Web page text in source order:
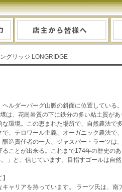
グリッジ LONGRIDGE
ルダーバーグ山脈の斜面に位置している
は、花崗岩質の下に鉄分の多い粘土質が
環境。この恵まれた場所で、自然農法で
、テロワール主義、オーガニック農法で
造責任者の一人、ジャスパー・ラーツは
ことが出来る。これまで174年の歴史の
」と、信じています。目指すゴールは自
ャリアを持っています。 ラーツ氏は、